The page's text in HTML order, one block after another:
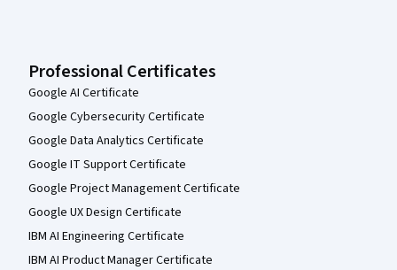
Professional Certificates
Google AI Certificate
Google Cybersecurity Certificate
Google Data Analytics Certificate
Google IT Support Certificate
Google Project Management Certificate
Google UX Design Certificate
IBM AI Engineering Certificate
IBM AI Product Manager Certificate